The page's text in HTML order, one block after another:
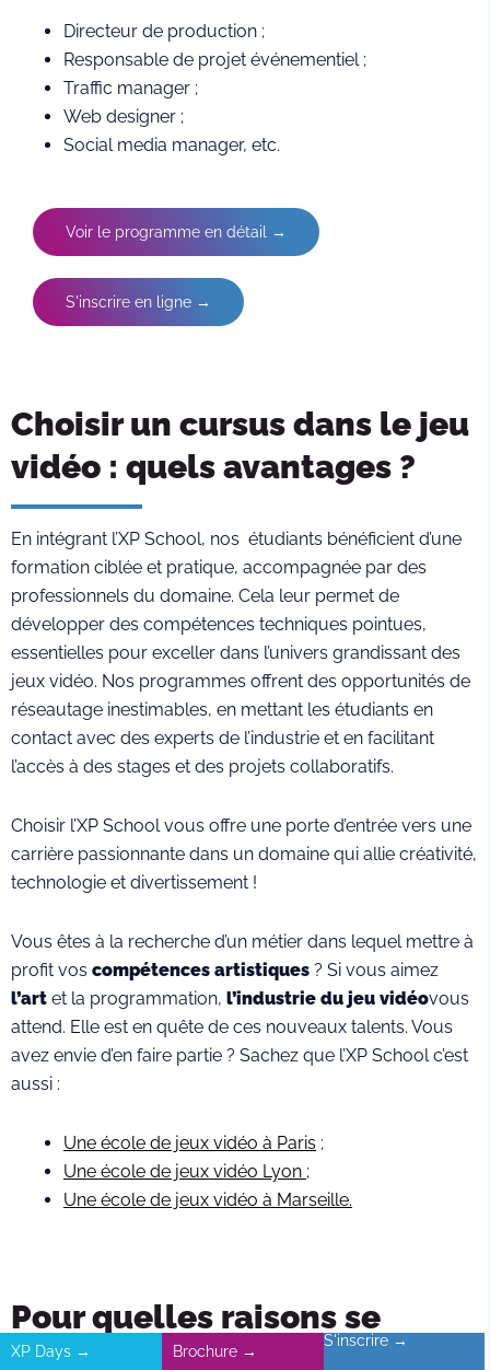
XP Days → Brochure →
S'inscrire →
Directeur de production ;
Responsable de projet événementiel ;
Traffic manager ;
Web designer ;
Social media manager, etc.
Voir le programme en détail →
S'inscrire en ligne →
Choisir un cursus dans le jeu
vidéo : quels avantages ?
En intégrant l’XP School, nos étudiants bénéficient d’une
formation ciblée et pratique, accompagnée par des
professionnels du domaine. Cela leur permet de
développer des compétences techniques pointues,
essentielles pour exceller dans l’univers grandissant des
jeux vidéo. Nos programmes offrent des opportunités de
réseautage inestimables, en mettant les étudiants en
contact avec des experts de l’industrie et en facilitant
l’accès à des stages et des projets collaboratifs.
Choisir l’XP School vous offre une porte d’entrée vers une
carrière passionnante dans un domaine qui allie créativité,
technologie et divertissement !
Vous êtes à la recherche d’un métier dans lequel mettre à
profit vos compétences artistiques ? Si vous aimez
l’art et la programmation, l’industrie du jeu vidéovous
attend. Elle est en quête de ces nouveaux talents. Vous
avez envie d’en faire partie ? Sachez que l’XP School c’est
aussi :
Une école de jeux vidéo à Paris ;
Une école de jeux vidéo Lyon ;
Une école de jeux vidéo à Marseille.
Pour quelles raisons se
former dans le gaming à